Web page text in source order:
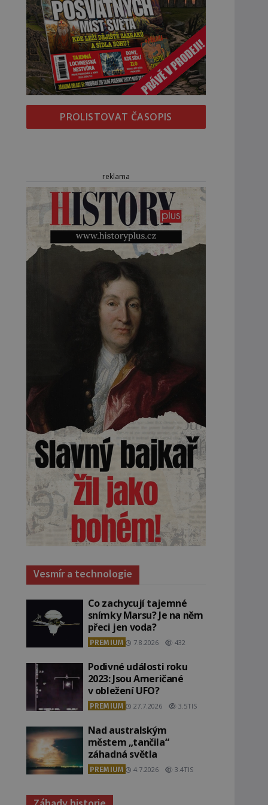
PROLISTOVAT ČASOPIS
reklama
Vesmír a technologie
Co zachycují tajemné
snímky Marsu? Je na něm
přeci jen voda?
PREMIUM 7.8.2026 432
Podivné události roku
2023: Jsou Američané
v obležení UFO?
PREMIUM 27.7.2026 3.5TIS
Nad australským
městem „tančila“
záhadná světla
PREMIUM 4.7.2026 3.4TIS